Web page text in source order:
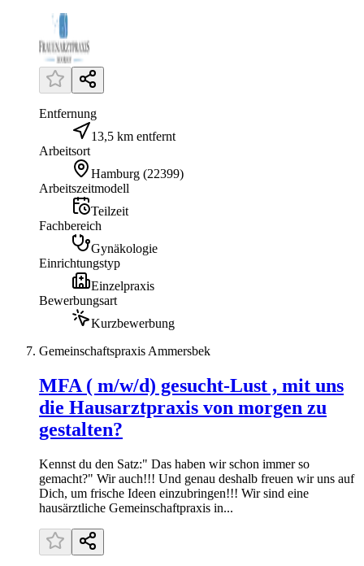
Entfernung
13,5 km entfernt
Arbeitsort
Hamburg (22399)
Arbeitszeitmodell
Teilzeit
Fachbereich
Gynäkologie
Einrichtungstyp
Einzelpraxis
Bewerbungsart
Kurzbewerbung
Gemeinschaftspraxis Ammersbek
MFA ( m/w/d) gesucht-Lust , mit uns
die Hausarztpraxis von morgen zu
gestalten?
Kennst du den Satz:" Das haben wir schon immer so
gemacht?" Wir auch!!! Und genau deshalb freuen wir uns auf
Dich, um frische Ideen einzubringen!!! Wir sind eine
hausärztliche Gemeinschaftpraxis in...